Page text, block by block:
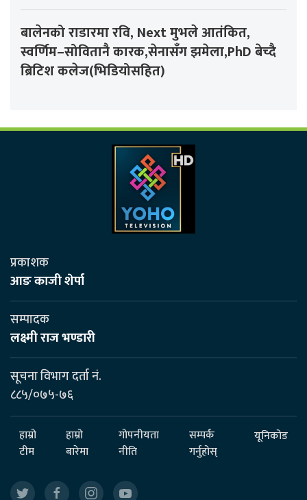
बालेनको राडारमा रवि, Next मुभले आतंकित,
स्वर्णिम–सोवितानै कारक,सेनासँग झमेला,PhD बेच्दै
ब्रिटिश कलेज(भिडियोसहित)
प्रकाशक
आङ काजी शेर्पा
सम्पादक
लक्ष्मी राज भण्डारी
सूचना विभाग दर्ता नं.
८८५/०७५-७६
हाम्रो
टीम
हाम्रो
बारेमा
गोपनीयता
नीति
सम्पर्क
गर्नुहोस्
यूनिकोड